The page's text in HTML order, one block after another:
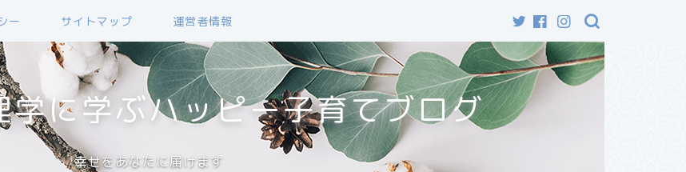
ー サイトマップ 運営者情報
学に学ぶハッピー子育てブログ
幸せをあなたに届けます